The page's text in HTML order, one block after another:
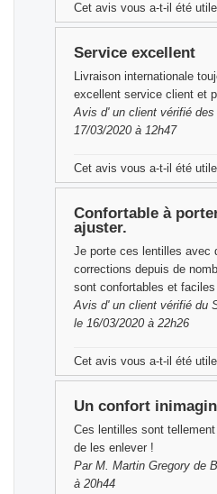
Cet avis vous a-t-il été
Service excellent
Livraison internationale
excellent service client et
Avis d' un client vérifié des
17/03/2020 à 12h47
Cet avis vous a-t-il été
Confortable à
ajuster.
Je porte ces lentilles avec
corrections depuis de
sont confortables et
Avis d' un client vérifié du
le 16/03/2020 à 22h26
Cet avis vous a-t-il été
Un confort
Ces lentilles sont
de les enlever !
Par M. Martin Gregory de
à 20h44